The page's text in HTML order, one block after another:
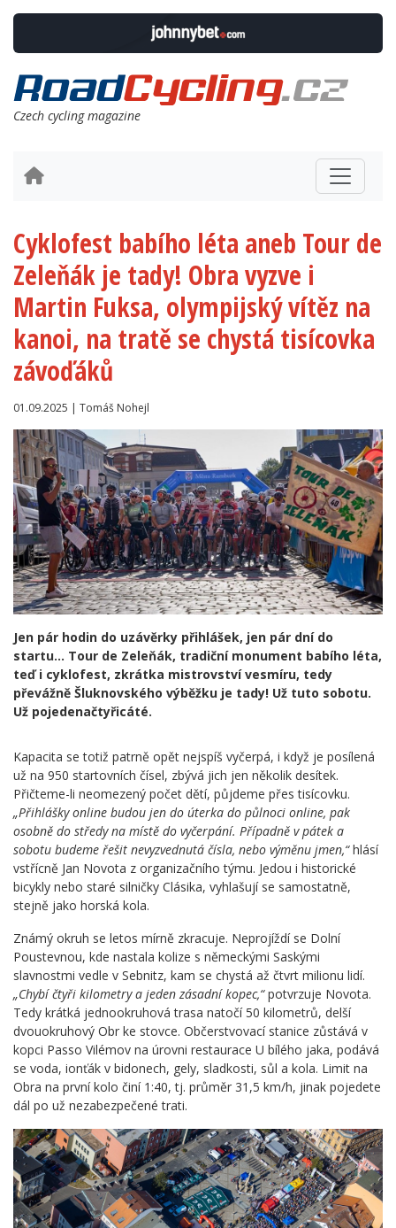
Czech cycling magazine
Cyklofest babího léta aneb Tour de
Zeleňák je tady! Obra vyzve i
Martin Fuksa, olympijský vítěz na
kanoi, na tratě se chystá tisícovka
závoďáků
01.09.2025 | Tomáš Nohejl
Jen pár hodin do uzávěrky přihlášek, jen pár dní do
startu… Tour de Zeleňák, tradiční monument babího léta,
teď i cyklofest, zkrátka mistrovství vesmíru, tedy
převážně Šluknovského výběžku je tady! Už tuto sobotu.
Už pojedenačtyřicáté.
Kapacita se totiž patrně opět nejspíš vyčerpá, i když je posílená
už na 950 startovních čísel, zbývá jich jen několik desítek.
Přičteme-li neomezený počet dětí, půjdeme přes tisícovku.
„Přihlášky online budou jen do úterka do půlnoci online, pak
osobně do středy na místě do vyčerpání. Případně v pátek a
sobotu budeme řešit nevyzvednutá čísla, nebo výměnu jmen,“hlásí
vstřícně Jan Novota z organizačního týmu. Jedou i historické
bicykly nebo staré silničky Clásika, vyhlašují se samostatně,
stejně jako horská kola.
Známý okruh se letos mírně zkracuje. Neprojíždí se Dolní
Poustevnou, kde nastala kolize s německými Saskými
slavnostmi vedle v Sebnitz, kam se chystá až čtvrt milionu lidí.
„Chybí čtyři kilometry a jeden zásadní kopec,“potvrzuje Novota.
Tedy krátká jednookruhová trasa natočí 50 kilometrů, delší
dvouokruhový Obr ke stovce. Občerstvovací stanice zůstává v
kopci Passo Vilémov na úrovni restaurace U bílého jaka, podává
se voda, ionťák v bidonech, gely, sladkosti, sůl a kola. Limit na
Obra na první kolo činí 1:40, tj. průměr 31,5 km/h, jinak pojedete
dál po už nezabezpečené trati.